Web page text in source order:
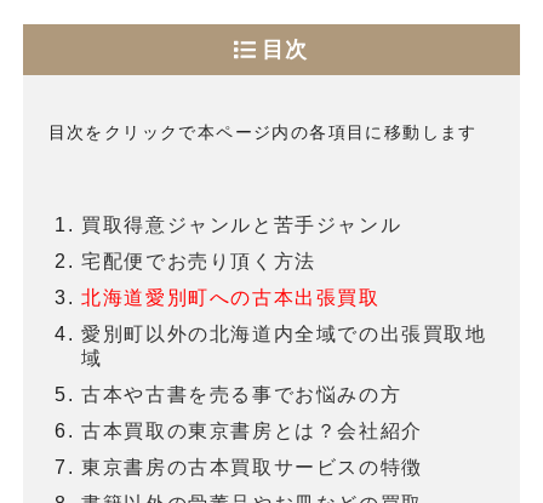
目次
目次をクリックで本ページ内の各項目に移動します
買取得意ジャンルと苦手ジャンル
宅配便でお売り頂く方法
北海道愛別町への古本出張買取
愛別町以外の北海道内全域での出張買取地
域
古本や古書を売る事でお悩みの方
古本買取の東京書房とは？会社紹介
東京書房の古本買取サービスの特徴